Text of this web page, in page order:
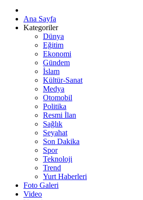
Ana Sayfa
Kategoriler
Dünya
Eğitim
Ekonomi
Gündem
İslam
Kültür-Sanat
Medya
Otomobil
Politika
Resmi İlan
Sağlık
Seyahat
Son Dakika
Spor
Teknoloji
Trend
Yurt Haberleri
Foto Galeri
Video